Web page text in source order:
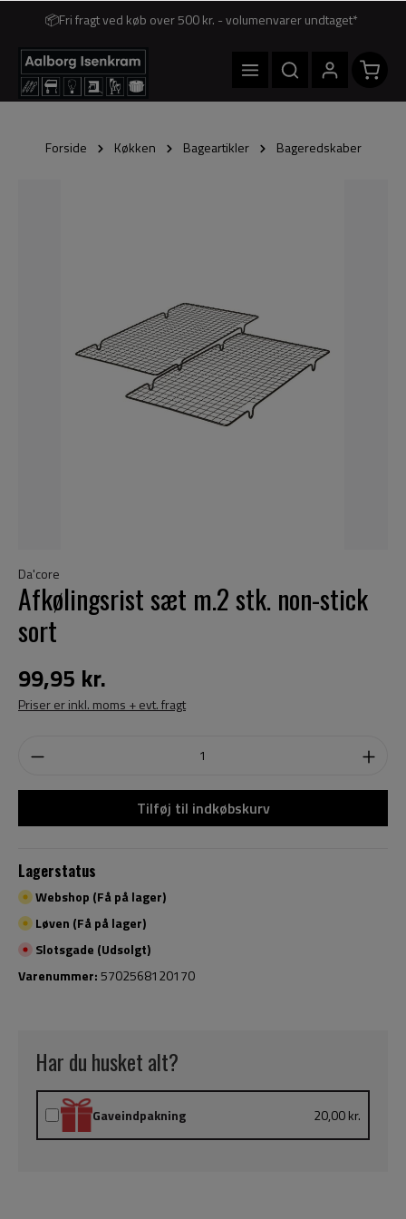
📦Fri fragt ved køb over 500 kr. - volumenvarer undtaget*
Forside Køkken Bageartikler Bageredskaber
Da'core
Afkølingsrist sæt m.2 stk. non-stick
sort
99,95 kr.
Priser er inkl. moms + evt. fragt
Tilføj til indkøbskurv
Lagerstatus
Webshop (Få på lager)
Løven (Få på lager)
Slotsgade (Udsolgt)
Varenummer:5702568120170
Har du husket alt?
Gaveindpakning 20,00 kr.